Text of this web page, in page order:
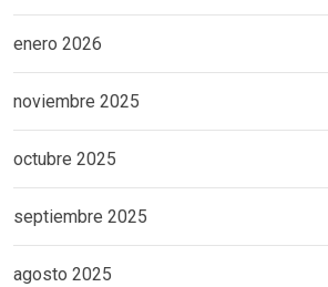
enero 2026
noviembre 2025
octubre 2025
septiembre 2025
agosto 2025